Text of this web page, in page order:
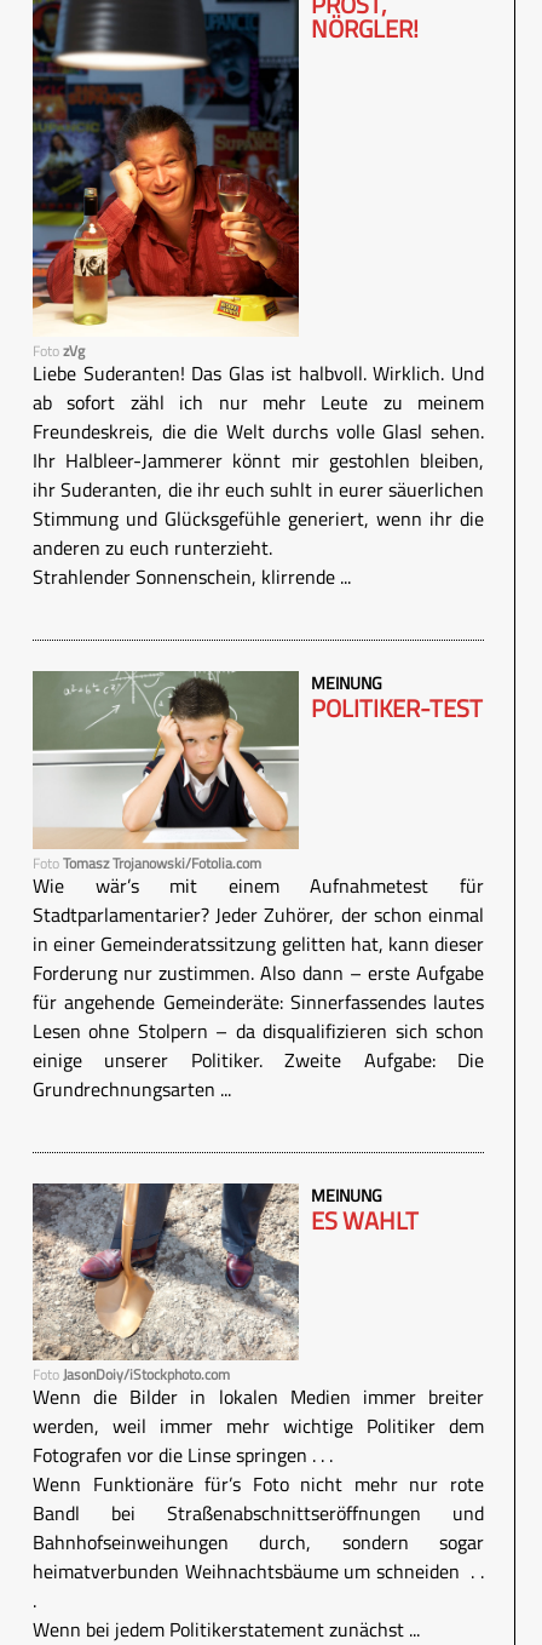
FotozVg
NÖRGLER!
Liebe Suderanten! Das Glas ist halbvoll. Wirklich. Und
ab sofort zähl ich nur mehr Leute zu meinem
Freundeskreis, die die Welt durchs volle Glasl sehen.
Ihr Halbleer-Jammerer könnt mir gestohlen bleiben,
ihr Suderanten, die ihr euch suhlt in eurer säuerlichen
Stimmung und Glücksgefühle generiert, wenn ihr die
anderen zu euch runterzieht.
Strahlender Sonnenschein, klirrende ...
FotoTomasz Trojanowski/Fotolia.com
MEINUNG
POLITIKER-TEST
Wie wär’s mit einem Aufnahmetest für
Stadtparlamentarier? Jeder Zuhörer, der schon einmal
in einer Gemeinderatssitzung gelitten hat, kann dieser
Forderung nur zustimmen. Also dann – erste Aufgabe
für angehende Gemeinderäte: Sinnerfassendes lautes
Lesen ohne Stolpern – da disqualifizieren sich schon
einige unserer Politiker. Zweite Aufgabe: Die
Grundrechnungsarten ...
FotoJasonDoiy/iStockphoto.com
MEINUNG
ES WAHLT
Wenn die Bilder in lokalen Medien immer breiter
werden, weil immer mehr wichtige Politiker dem
Fotografen vor die Linse springen . . .
Wenn Funktionäre für’s Foto nicht mehr nur rote
Bandl bei Straßenabschnittseröffnungen und
Bahnhofseinweihungen durch, sondern sogar
heimatverbunden Weihnachtsbäume um schneiden . .
.
Wenn bei jedem Politikerstatement zunächst ...